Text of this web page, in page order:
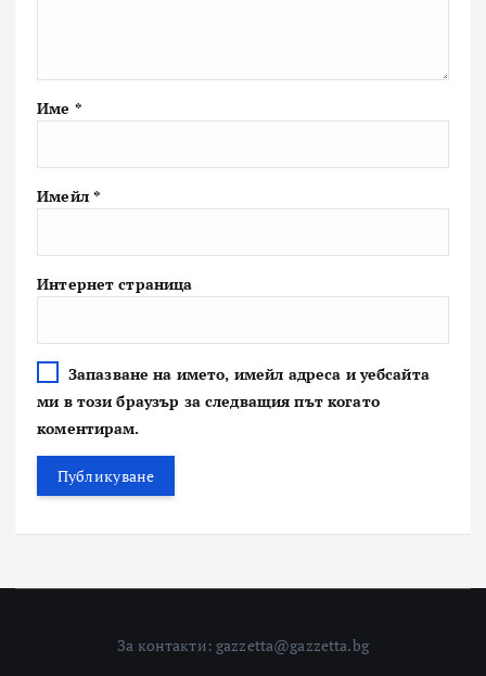
Име *
Имейл *
Интернет страница
Запазване на името, имейл адреса и уебсайта
ми в този браузър за следващия път когато
коментирам.
За контакти: gazzetta@gazzetta.bg